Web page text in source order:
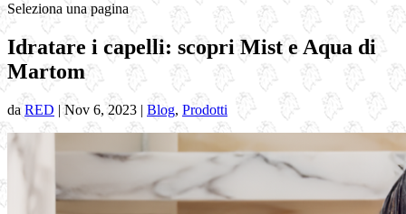
Seleziona una pagina
Idratare i capelli: scopri Mist e Aqua di
Martom
da RED | Nov 6, 2023 | Blog, Prodotti